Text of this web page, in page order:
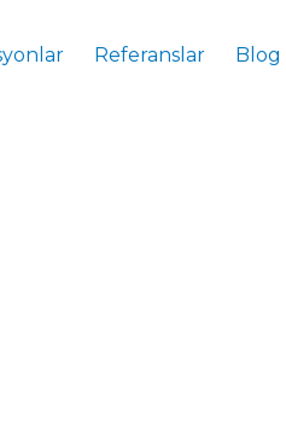
Referanslar Blog